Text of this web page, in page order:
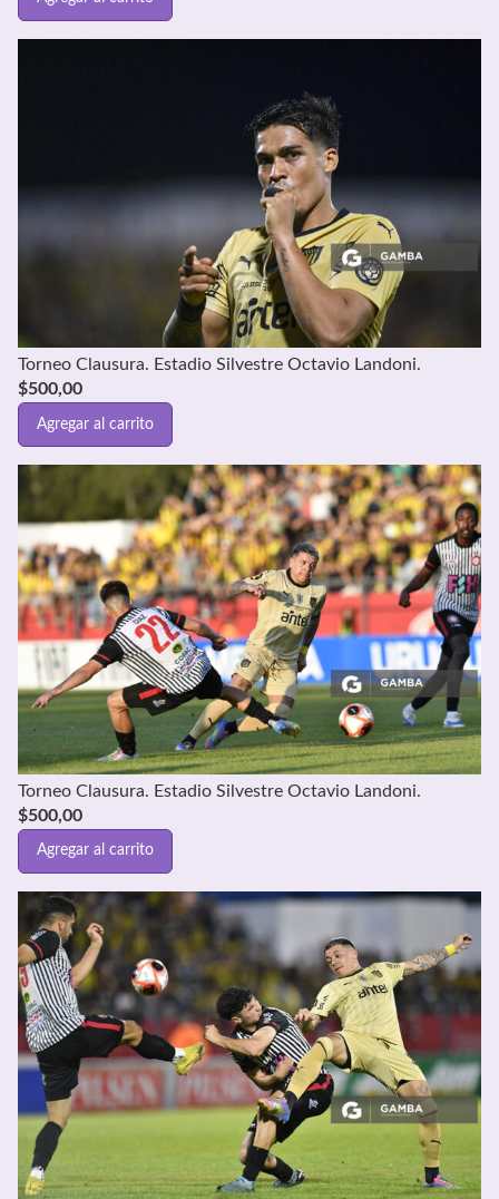
Torneo Clausura. Estadio Silvestre Octavio Landoni.
$500,00
Agregar al carrito
Torneo Clausura. Estadio Silvestre Octavio Landoni.
$500,00
Agregar al carrito